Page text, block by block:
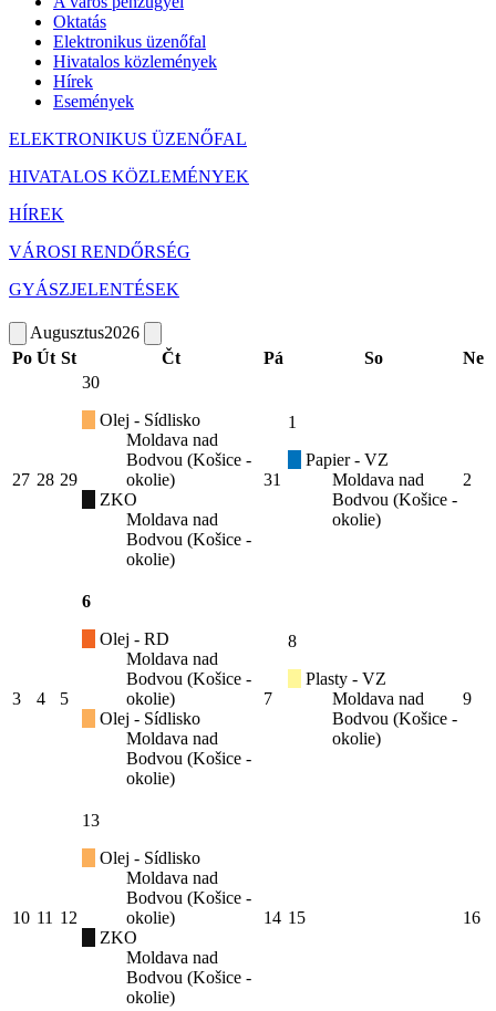
Oktatás
Elektronikus üzenőfal
Hivatalos közlemények
Hírek
Események
ELEKTRONIKUS ÜZENŐFAL
HIVATALOS KÖZLEMÉNYEK
HÍREK
VÁROSI RENDŐRSÉG
GYÁSZJELENTÉSEK
Augusztus2026
Po Út St Čt Pá So Ne
27 28 29
30
Olej - Sídlisko
Moldava nad
Bodvou (Košice -
okolie)
ZKO
Moldava nad
Bodvou (Košice -
okolie)
31
1
Papier - VZ
Moldava nad
Bodvou (Košice -
okolie)
2
3 4 5
6
Olej - RD
Moldava nad
Bodvou (Košice -
okolie)
Olej - Sídlisko
Moldava nad
Bodvou (Košice -
okolie)
7
8
Plasty - VZ
Moldava nad
Bodvou (Košice -
okolie)
9
10 11 12
13
Olej - Sídlisko
Moldava nad
Bodvou (Košice -
okolie)
ZKO
Moldava nad
Bodvou (Košice -
okolie)
14 15 16